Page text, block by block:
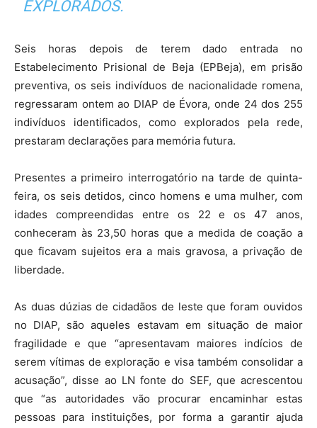
EXPLORADOS.
Seis horas depois de terem dado entrada no
Estabelecimento Prisional de Beja (EPBeja), em prisão
preventiva, os seis indivíduos de nacionalidade romena,
regressaram ontem ao DIAP de Évora, onde 24 dos 255
indivíduos identificados, como explorados pela rede,
prestaram declarações para memória futura.
Presentes a primeiro interrogatório na tarde de quinta-
feira, os seis detidos, cinco homens e uma mulher, com
idades compreendidas entre os 22 e os 47 anos,
conheceram às 23,50 horas que a medida de coação a
que ficavam sujeitos era a mais gravosa, a privação de
liberdade.
As duas dúzias de cidadãos de leste que foram ouvidos
no DIAP, são aqueles estavam em situação de maior
fragilidade e que “apresentavam maiores indícios de
serem vítimas de exploração e visa também consolidar a
acusação”, disse ao LN fonte do SEF, que acrescentou
que “as autoridades vão procurar encaminhar estas
pessoas para instituições, por forma a garantir ajuda